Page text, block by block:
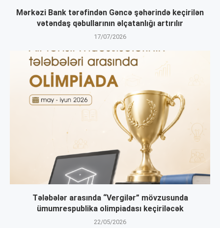
Mərkəzi Bank tərəfindən Gəncə şəhərində keçirilən
vətəndaş qəbullarının əlçatanlığı artırılır
17/07/2026
Tələbələr arasında “Vergilər” mövzusunda
ümumrespublika olimpiadası keçiriləcək
22/05/2026